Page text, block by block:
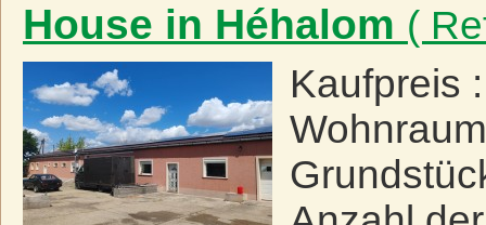
House in Héhalom (
Kaufpreis